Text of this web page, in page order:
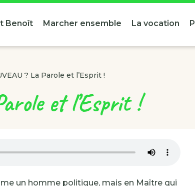
Benoît Marcher ensemble La vocation
? La Parole et l’Esprit !
et l’Esprit !
un homme politique, mais en Maître qui